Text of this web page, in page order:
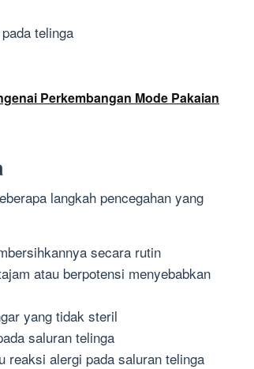
telinga
Perkembangan Mode Pakaian
langkah pencegahan yang
secara rutin
atau berpotensi menyebabkan
yang tidak steril
saluran telinga
reaksi alergi pada saluran telinga